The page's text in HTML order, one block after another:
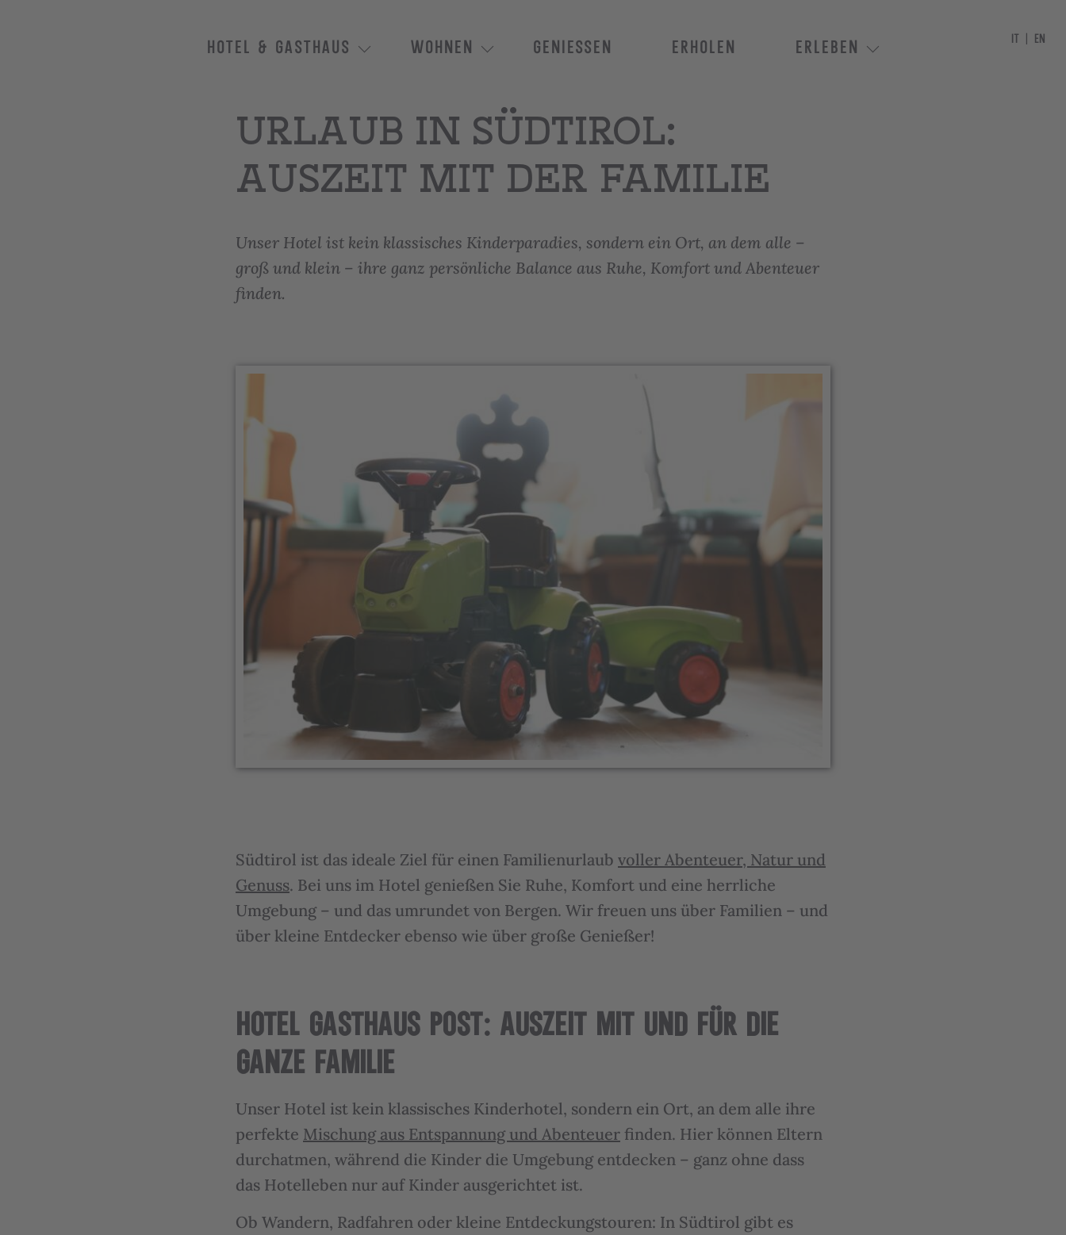
EN
HOTEL & GASTHAUS WOHNEN GENIESSEN ERHOLEN ERLEBEN
URLAUB IN SÜDTIROL:
AUSZEIT MIT DER FAMILIE
Unser Hotel ist kein klassisches Kinderparadies, sondern ein Ort, an dem alle –
groß und klein – ihre ganz persönliche Balance aus Ruhe, Komfort und Abenteuer
finden.
Südtirol ist das ideale Ziel für einen Familienurlaub voller Abenteuer, Natur und
Genuss. Bei uns im Hotel genießen Sie Ruhe, Komfort und eine herrliche
Umgebung – und das umrundet von Bergen. Wir freuen uns über Familien – und
über kleine Entdecker ebenso wie über große Genießer!
HOTEL GASTHAUS POST: AUSZEIT MIT UND FÜR DIE
GANZE FAMILIE
Unser Hotel ist kein klassisches Kinderhotel, sondern ein Ort, an dem alle ihre
perfekte Mischung aus Entspannung und Abenteuer finden. Hier können Eltern
durchatmen, während die Kinder die Umgebung entdecken – ganz ohne dass
das Hotelleben nur auf Kinder ausgerichtet ist.
Ob Wandern, Radfahren oder kleine Entdeckungstouren: In Südtirol gibt es